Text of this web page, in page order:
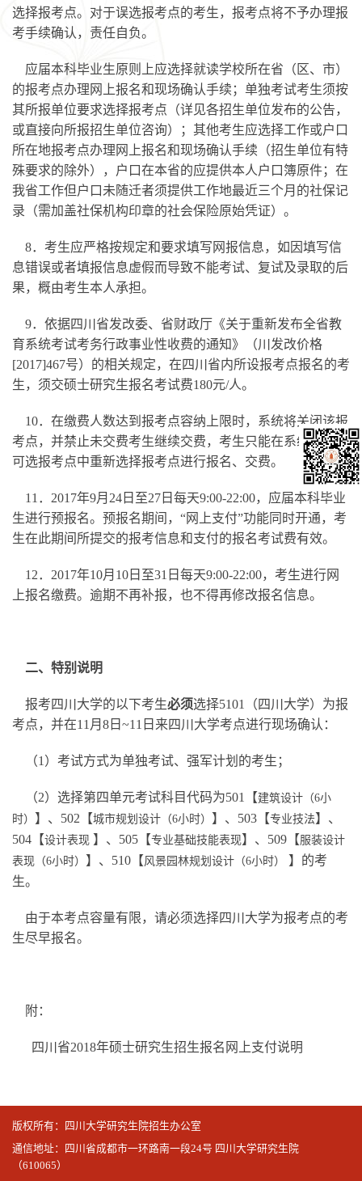
选择报考点。对于误选报考点的考生，报考点将不予办理报
考手续确认，责任自负。
应届本科毕业生原则上应选择就读学校所在省（区、市）
的报考点办理网上报名和现场确认手续；单独考试考生须按
其所报单位要求选择报考点（详见各招生单位发布的公告，
或直接向所报招生单位咨询）；其他考生应选择工作或户口
所在地报考点办理网上报名和现场确认手续（招生单位有特
殊要求的除外），户口在本省的应提供本人户口簿原件；在
我省工作但户口未随迁者须提供工作地最近三个月的社保记
录（需加盖社保机构印章的社会保险原始凭证）。
8．考生应严格按规定和要求填写网报信息，如因填写信
息错误或者填报信息虚假而导致不能考试、复试及录取的后
果，概由考生本人承担。
9．依据四川省发改委、省财政厅《关于重新发布全省教
育系统考试考务行政事业性收费的通知》（川发改价格
[2017]467号）的相关规定，在四川省内所设报考点报名的考
生，须交硕士研究生报名考试费180元/人。
10．在缴费人数达到报考点容纳上限时，系统将关闭该报
考点，并禁止未交费考生继续交费，考生只能在系统提供的
可选报考点中重新选择报考点进行报名、交费。
11．2017年9月24日至27日每天9:00-22:00，应届本科毕业
生进行预报名。预报名期间，“网上支付”功能同时开通，考
生在此期间所提交的报考信息和支付的报名考试费有效。
12．2017年10月10日至31日每天9:00-22:00，考生进行网
上报名缴费。逾期不再补报，也不得再修改报名信息。
二、特别说明
报考四川大学的以下考生必须选择5101（四川大学）为报
考点，并在11月8日~11日来四川大学考点进行现场确认：
（1）考试方式为单独考试、强军计划的考生；
（2）选择第四单元考试科目代码为501【建筑设计（6小
时） 】、502【城市规划设计（6小时） 】、503【专业技法】、
504【设计表现 】、505【专业基础技能表现】、509【服装设计
表现（6小时） 】、510【风景园林规划设计（6小时）
】的考
生。
由于本考点容量有限，请必须选择四川大学为报考点的考
生尽早报名。
附：
四川省2018年硕士研究生招生报名网上支付说明
版权所有：四川大学研究生院招生办公室
通信地址：四川省成都市一环路南一段24号 四川大学研究生院
（610065）